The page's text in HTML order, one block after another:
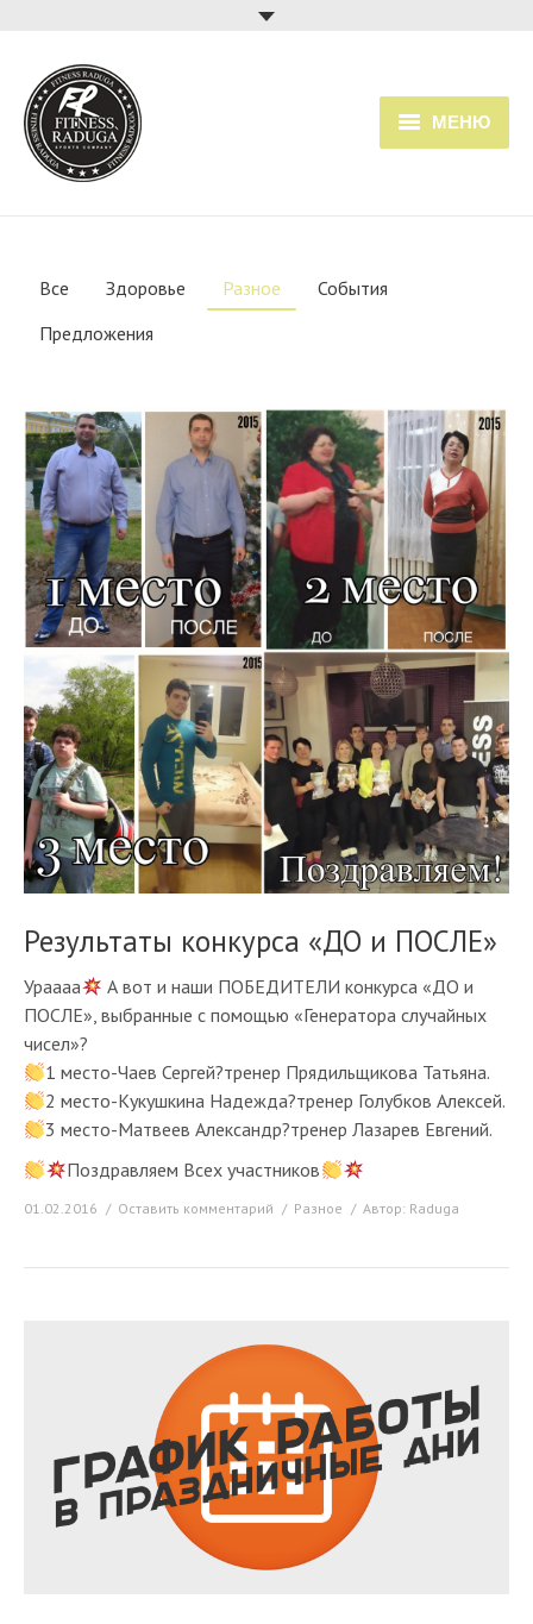
МЕНЮ
Прайс
О клубе
Все Здоровье Разное
События
Предложения
Результаты конкурса «ДО и ПОСЛЕ»
Ураааа
А вот и наши ПОБЕДИТЕЛИ конкурса «ДО и
ПОСЛЕ», выбранные с помощью «Генератора случайных
чисел»?
1 место-Чаев Сергей?тренер Прядильщикова Татьяна.
2 место-Кукушкина Надежда?тренер Голубков Алексей.
3 место-Матвеев Александр?тренер Лазарев Евгений.
Поздравляем Всех участников
01.02.2016 Оставить комментарий Разное Автор: Raduga